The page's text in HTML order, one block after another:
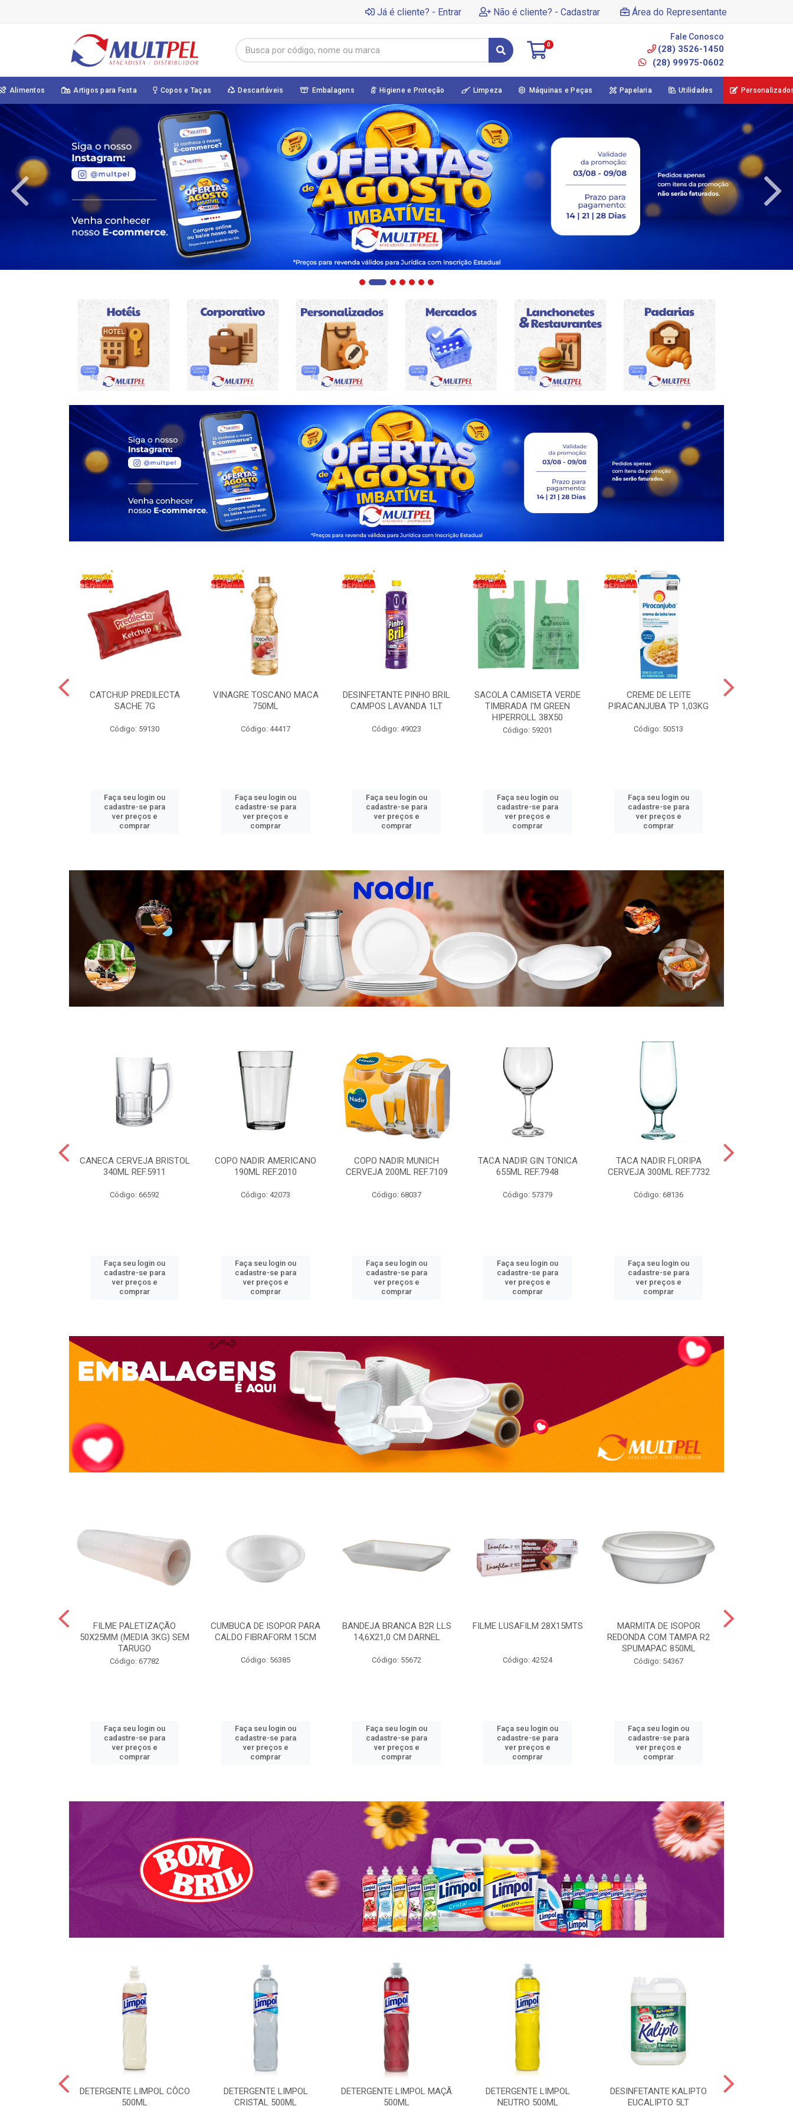
Já é cliente? - Entrar Não é cliente? - Cadastrar Área do Representante
0
Fale Conosco
(28) 3526-1450
(28) 99975-0602
Alimentos Artigos para Festa Copos e Taças Descartáveis Embalagens Higiene e Proteção Limpeza Máquinas e Peças Papelaria Utilidades
CATCHUP PREDILECTA
SACHE 7G
Código: 59130
Faça seu login ou
cadastre-se para
ver preços e
comprar
VINAGRE TOSCANO MACA
750ML
Código: 44417
Faça seu login ou
cadastre-se para
ver preços e
comprar
DESINFETANTE PINHO BRIL
CAMPOS LAVANDA 1LT
Código: 49023
Faça seu login ou
cadastre-se para
ver preços e
comprar
SACOLA CAMISETA VERDE
TIMBRADA I'M GREEN
HIPERROLL 38X50
Código: 59201
Faça seu login ou
cadastre-se para
ver preços e
comprar
CREME DE LEITE
PIRACANJUBA TP 1,03KG
Código: 50513
Faça seu login ou
cadastre-se para
ver preços e
comprar
CANECA CERVEJA BRISTOL
340ML REF.5911
Código: 66592
Faça seu login ou
cadastre-se para
ver preços e
comprar
COPO NADIR AMERICANO
190ML REF.2010
Código: 42073
Faça seu login ou
cadastre-se para
ver preços e
comprar
COPO NADIR MUNICH
CERVEJA 200ML REF.7109
Código: 68037
Faça seu login ou
cadastre-se para
ver preços e
comprar
TACA NADIR GIN TONICA
655ML REF.7948
Código: 57379
Faça seu login ou
cadastre-se para
ver preços e
comprar
TACA NADIR FLORIPA
CERVEJA 300ML REF.7732
Código: 68136
Faça seu login ou
cadastre-se para
ver preços e
comprar
FILME PALETIZAÇÃO
50X25MM (MEDIA 3KG) SEM
TARUGO
Código: 67782
Faça seu login ou
cadastre-se para
ver preços e
comprar
CUMBUCA DE ISOPOR PARA
CALDO FIBRAFORM 15CM
Código: 56385
Faça seu login ou
cadastre-se para
ver preços e
comprar
BANDEJA BRANCA B2R LLS
14,6X21,0 CM DARNEL
Código: 55672
Faça seu login ou
cadastre-se para
ver preços e
comprar
FILME LUSAFILM 28X15MTS
Código: 42524
Faça seu login ou
cadastre-se para
ver preços e
comprar
MARMITA DE ISOPOR
REDONDA COM TAMPA R2
SPUMAPAC 850ML
Código: 54367
Faça seu login ou
cadastre-se para
ver preços e
comprar
DETERGENTE LIMPOL CÔCO
500ML
DETERGENTE LIMPOL
CRISTAL 500ML
DETERGENTE LIMPOL MAÇÃ
500ML
DETERGENTE LIMPOL
NEUTRO 500ML
DESINFETANTE KALIPTO
EUCALIPTO 5LT